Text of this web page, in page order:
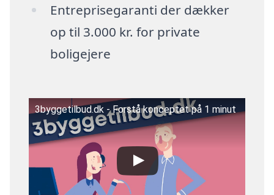
Entreprisegaranti der dækker
op til 3.000 kr. for private
boligejere
3byggetilbud.dk - Forstå konceptet på 1 minut